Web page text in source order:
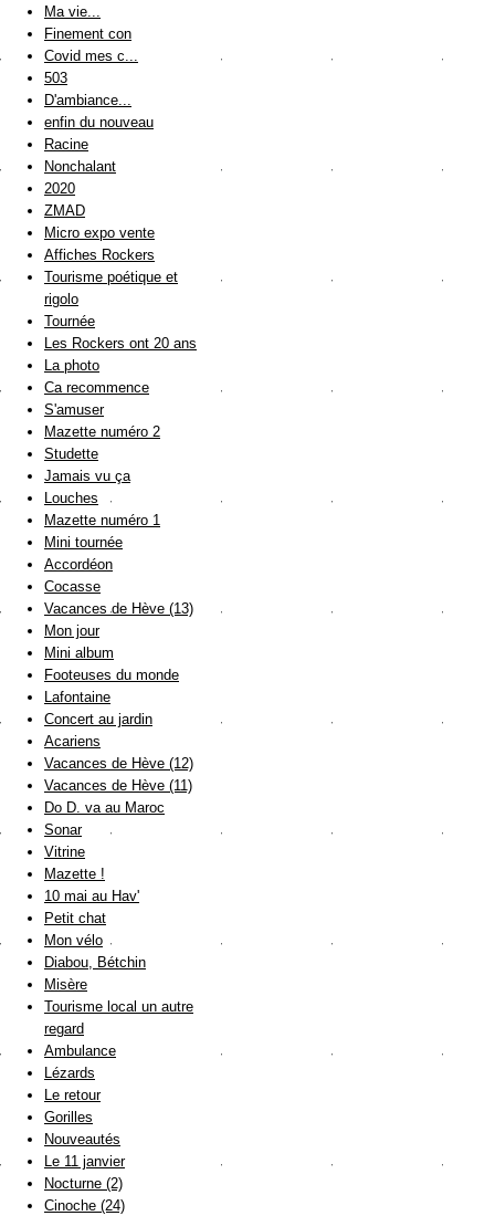
Ma vie...
Finement con
Covid mes c...
503
D'ambiance...
enfin du nouveau
Racine
Nonchalant
2020
ZMAD
Micro expo vente
Affiches Rockers
Tourisme poétique et
rigolo
Tournée
Les Rockers ont 20 ans
La photo
Ca recommence
S'amuser
Mazette numéro 2
Studette
Jamais vu ça
Louches
Mazette numéro 1
Mini tournée
Accordéon
Cocasse
Vacances de Hève (13)
Mon jour
Mini album
Footeuses du monde
Lafontaine
Concert au jardin
Acariens
Vacances de Hève (12)
Vacances de Hève (11)
Do D. va au Maroc
Sonar
Vitrine
Mazette !
10 mai au Hav'
Petit chat
Mon vélo
Diabou, Bétchin
Misère
Tourisme local un autre
regard
Ambulance
Lézards
Le retour
Gorilles
Nouveautés
Le 11 janvier
Nocturne (2)
Cinoche (24)